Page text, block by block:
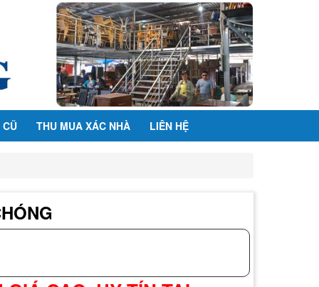
THU MUA XÁC NHÀ LIÊN HỆ